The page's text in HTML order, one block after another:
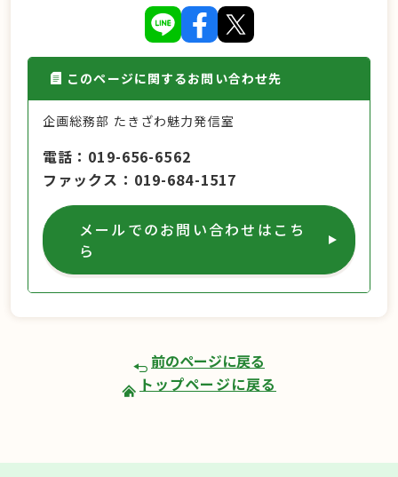
このページに関するお問い合わせ先
企画総務部 たきざわ魅力発信室
電話
019-656-6562
ファックス
019-684-1517
メールでのお問い合わせはこち
ら
前のページに戻る
トップページに戻る